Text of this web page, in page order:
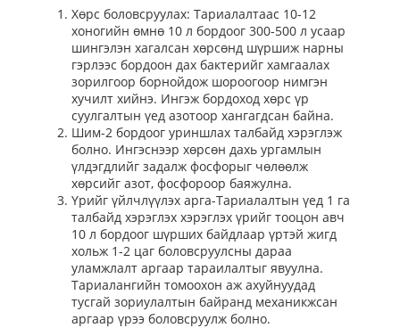
Хөрс боловсруулах: Тариалалтаас 10-12
хоногийн өмнө 10 л бордоог 300-500 л усаар
шингэлэн хагалсан хөрсөнд шүршиж нарны
гэрлээс бордоон дах бактерийг хамгаалах
зорилгоор борнойдож шороогоор нимгэн
хучилт хийнэ. Ингэж бордоход хөрс үр
суулгалтын үед азотоор хангагдсан байна.
Шим-2 бордоог уриншлах талбайд хэрэглэж
болно. Ингэснээр хөрсөн дахь ургамлын
үлдэгдлийг задалж фосфорыг чөлөөлж
хөрсийг азот, фосфороор баяжулна.
Үрийг үйлчлүүлэх арга-Тариалалтын үед 1 га
талбайд хэрэглэх хэрэглэх үрийг тооцон авч
10 л бордоог шүрших байдлаар үртэй жигд
хольж 1-2 цаг боловсруулсны дараа
уламжлалт аргаар тараилалтыг явуулна.
Тариалангийн томоохон аж ахуйнуудад
тусгай зориулалтын байранд механикжсан
аргаар үрээ боловсруулж болно.